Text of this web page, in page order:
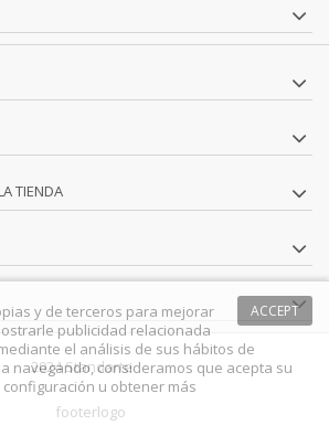
TIENDA
2024 Standarte
ACCEPT
y de terceros para mejorar
publicidad relacionada
el análisis de sus hábitos de
navegando, consideramos que acepta su
u obtener más